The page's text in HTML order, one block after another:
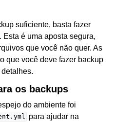
suficiente, basta fazer
. Esta é uma aposta segura,
que você não quer. As
que você deve fazer backup
os backups
do ambiente foi
para ajudar na